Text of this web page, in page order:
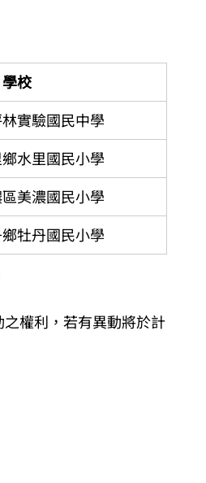
學校
實驗國民中學
水里國民小學
美濃國民小學
牡丹國民小學
權利，若有異動將於計